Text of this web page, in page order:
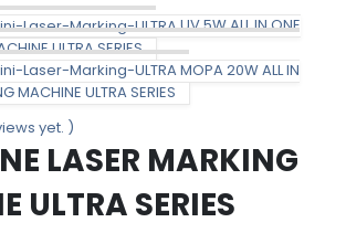
UV 5W ALL IN ONE
ULTRA SERIES
MOPA 20W ALL IN
MACHINE ULTRA SERIES
yet. )
LASER MARKING
ULTRA SERIES